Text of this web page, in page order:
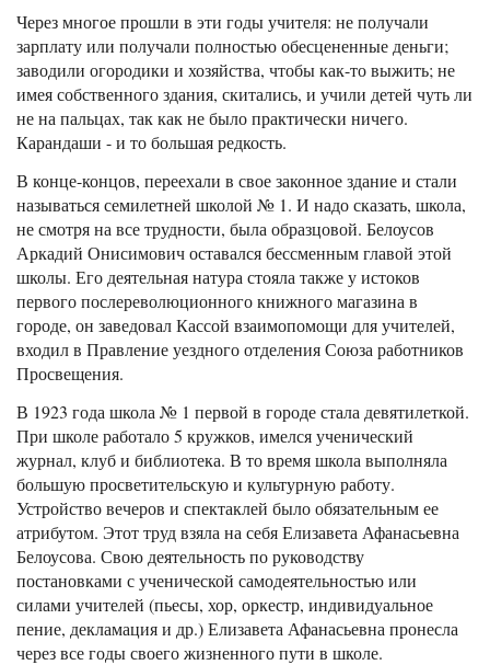
Через многое прошли в эти годы учителя: не получали
зарплату или получали полностью обесцененные деньги;
заводили огородики и хозяйства, чтобы как-то выжить; не
имея собственного здания, скитались, и учили детей чуть ли
не на пальцах, так как не было практически ничего.
Карандаши - и то большая редкость.
В конце-концов, переехали в свое законное здание и стали
называться семилетней школой № 1. И надо сказать, школа,
не смотря на все трудности, была образцовой. Белоусов
Аркадий Онисимович оставался бессменным главой этой
школы. Его деятельная натура стояла также у истоков
первого послереволюционного книжного магазина в
городе, он заведовал Кассой взаимопомощи для учителей,
входил в Правление уездного отделения Союза работников
Просвещения.
В 1923 года школа № 1 первой в городе стала девятилеткой.
При школе работало 5 кружков, имелся ученический
журнал, клуб и библиотека. В то время школа выполняла
большую просветительскую и культурную работу.
Устройство вечеров и спектаклей было обязательным ее
атрибутом. Этот труд взяла на себя Елизавета Афанасьевна
Белоусова. Свою деятельность по руководству
постановками с ученической самодеятельностью или
силами учителей (пьесы, хор, оркестр, индивидуальное
пение, декламация и др.) Елизавета Афанасьевна пронесла
через все годы своего жизненного пути в школе.